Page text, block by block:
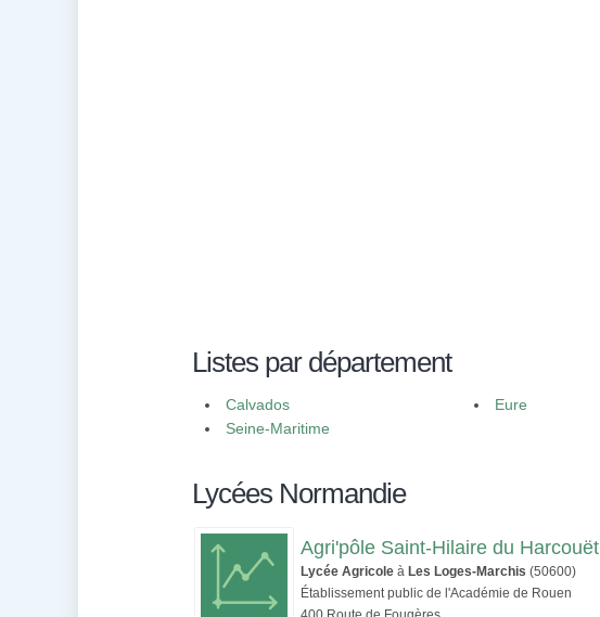
Listes par département
Calvados Eure
Seine-Maritime
Lycées Normandie
Agri'pôle Saint-Hilaire du Harcouët
Lycée Agricole à Les Loges-Marchis (50600)
Établissement public de l'Académie de Rouen